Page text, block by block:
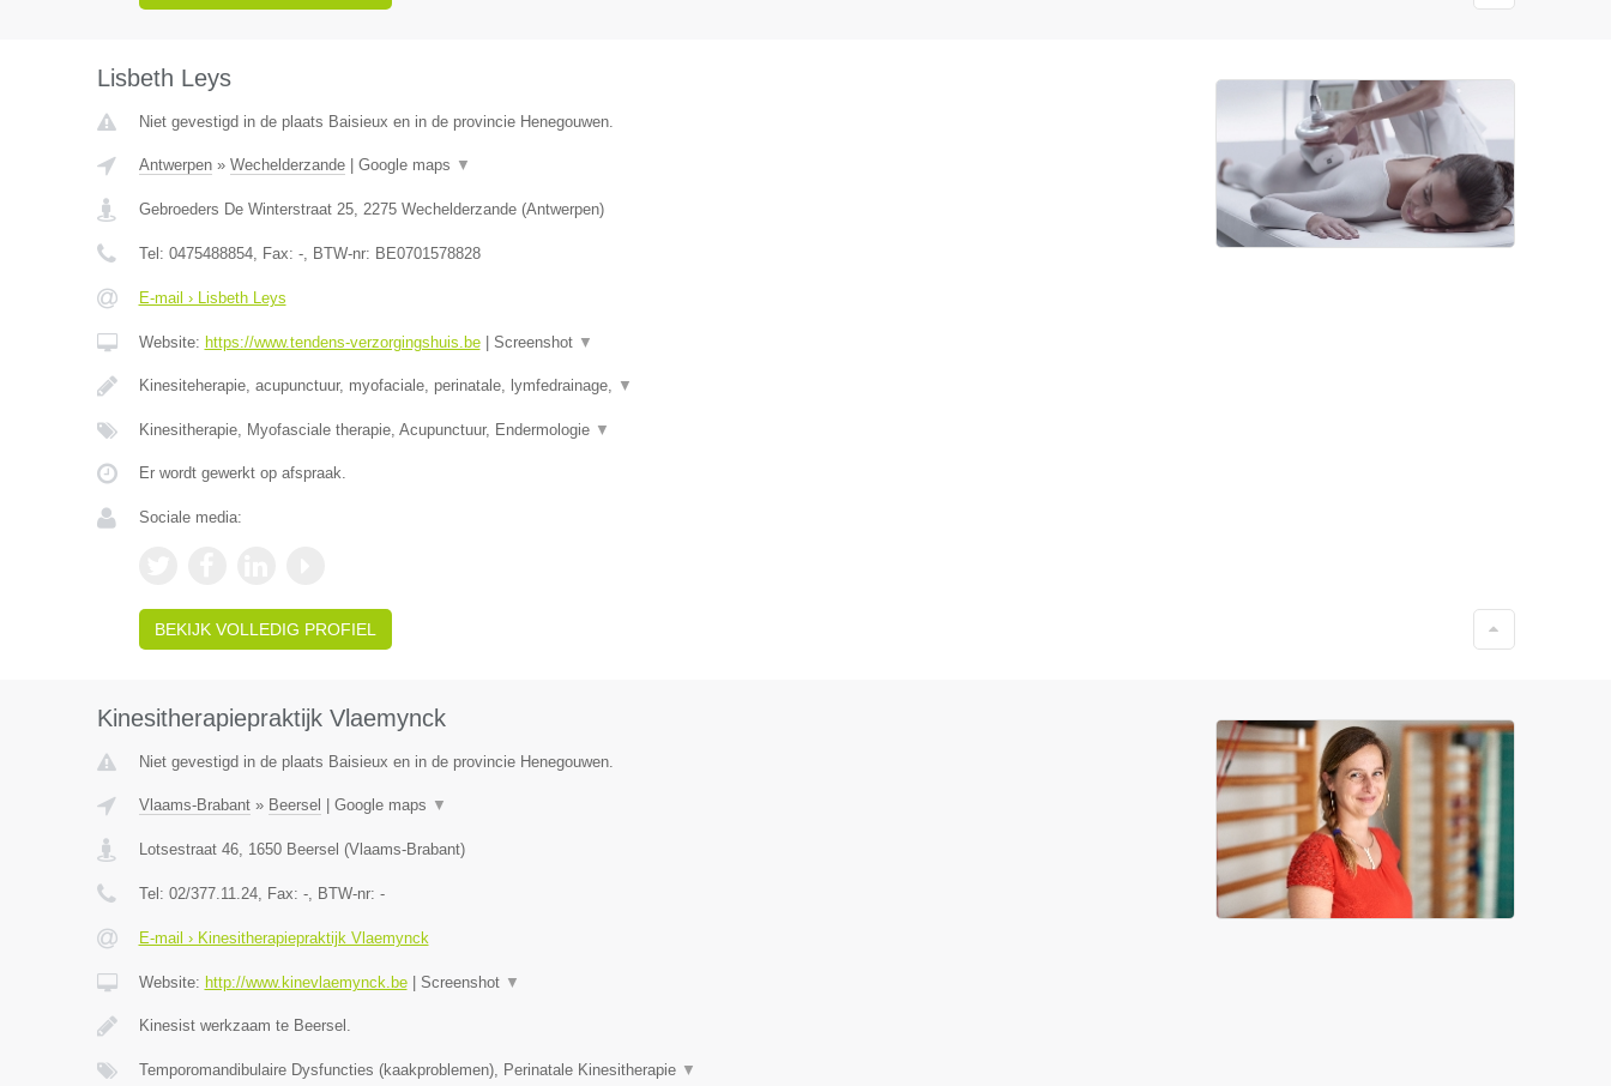
Lisbeth Leys
Niet gevestigd in de plaats Baisieux en in de provincie Henegouwen.
Antwerpen» Wechelderzande| Google maps ▼
Gebroeders De Winterstraat 25, 2275 Wechelderzande(Antwerpen)
Tel: 0475488854, Fax: -, BTW-nr: BE0701578828
E-mail › Lisbeth Leys
Website: https://www.tendens-verzorgingshuis.be| Screenshot ▼
Kinesiteherapie, acupunctuur, myofaciale, perinatale, lymfedrainage, ▼
Kinesitherapie, Myofasciale therapie, Acupunctuur, Endermologie ▼
Er wordt gewerkt op afspraak.
Sociale media:
BEKIJK VOLLEDIG PROFIEL
Kinesitherapiepraktijk Vlaemynck
Niet gevestigd in de plaats Baisieux en in de provincie Henegouwen.
Vlaams-Brabant» Beersel Google maps ▼
Lotsestraat 46, 1650 Beersel (Vlaams-Brabant)
Tel: 02/377.11.24, Fax: -, BTW-nr: -
E-mail › Kinesitherapiepraktijk Vlaemynck
Website: http://www.kinevlaemynck.be| Screenshot ▼
Kinesist werkzaam te Beersel.
Temporomandibulaire Dysfuncties (kaakproblemen), Perinatale Kinesitherapie ▼